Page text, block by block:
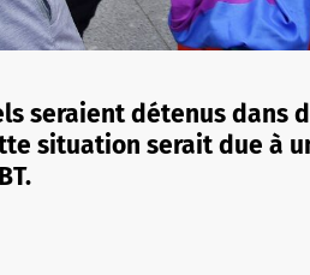
seraient détenus dans
situation serait due à